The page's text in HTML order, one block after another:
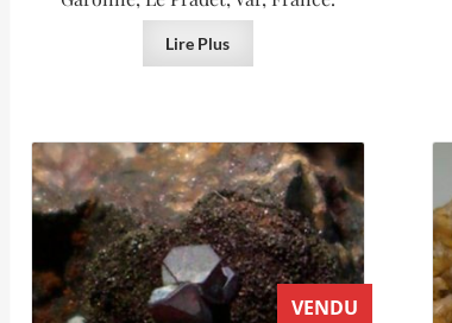
Lire Plus
VENDU